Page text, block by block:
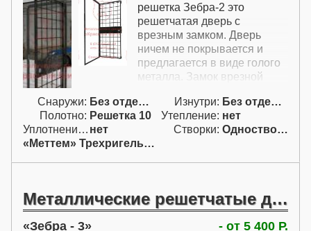
решетка Зебра-2 это
решетчатая дверь с
врезным замком. Дверь
ничем не покрывается и
предлагается в виде голого
металла. Замок врезной
запирается с обеих сторон
ключом.
Снаружи: Без отделки Изнутри:
Без отделки
Полотно: Решетка 10 Утепление: нет
Уплотнение: нет Створки:
Одностворчатая (А)
«Меттем» Трехригельный
Металлические решетчатые двери
Зебра - 3 - от 5 400 Р.